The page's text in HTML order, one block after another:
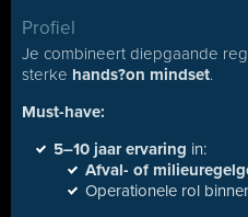
Profiel
Je combineert diepgaande
sterke hands?on mindset.
Must-have:
5–10 jaar ervaring in:
Afval- of
Operationele rol